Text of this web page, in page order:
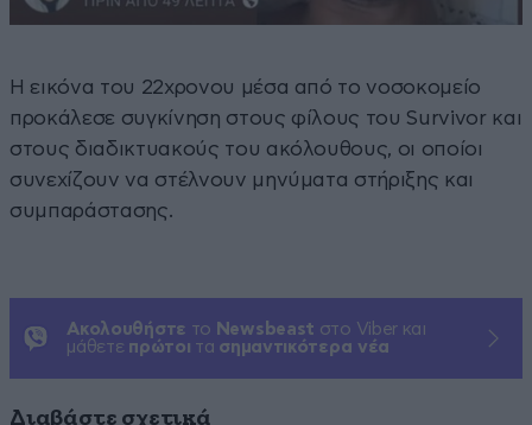
Η εικόνα του 22χρονου μέσα από το νοσοκομείο
προκάλεσε συγκίνηση στους φίλους του Survivor και
στους διαδικτυακούς του ακόλουθους, οι οποίοι
συνεχίζουν να στέλνουν μηνύματα στήριξης και
συμπαράστασης.
Ακολουθήστε το Newsbeast στο Viber και
μάθετε πρώτοι τα σημαντικότερα νέα
Διαβάστε σχετικά